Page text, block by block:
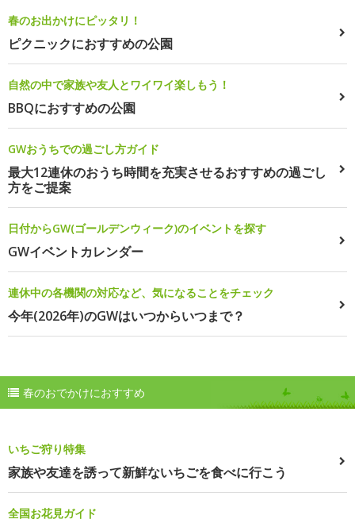
春のお出かけにピッタリ！
ピクニックにおすすめの公園
自然の中で家族や友人とワイワイ楽しもう！
BBQにおすすめの公園
GWおうちでの過ごし方ガイド
最大12連休のおうち時間を充実させるおすすめの過ごし
方をご提案
日付からGW(ゴールデンウィーク)のイベントを探す
GWイベントカレンダー
連休中の各機関の対応など、気になることをチェック
今年(2026年)のGWはいつからいつまで？
春のおでかけにおすすめ
いちご狩り特集
家族や友達を誘って新鮮ないちごを食べに行こう
全国お花見ガイド